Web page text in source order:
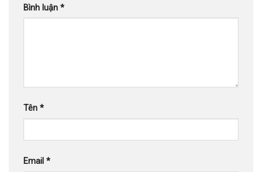
Bình luận *
Tên *
Email *